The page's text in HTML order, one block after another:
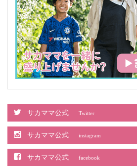
サカママ公式 Twitter
サカママ公式 instagram
サカママ公式 facebook